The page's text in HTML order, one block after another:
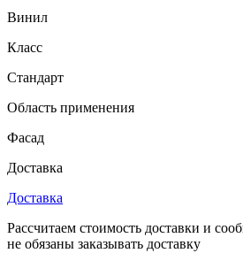
Винил
Класс
Стандарт
Область применения
Фасад
Доставка
Доставка
Рассчитаем стоимость доставки и
не обязаны заказывать доставку